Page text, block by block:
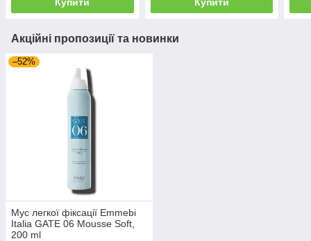
Акційні пропозиції та новинки
–52%
Мус легкої фіксації Emmebi
Italia GATE 06 Mousse Soft,
200 ml